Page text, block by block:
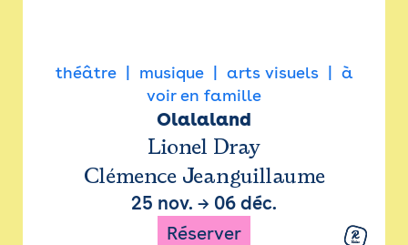
théâtre musique arts visuels
à
voir en famille
Olalaland
Lionel Dray
Clémence Jeanguillaume
25 nov. → 06 déc.
Réserver